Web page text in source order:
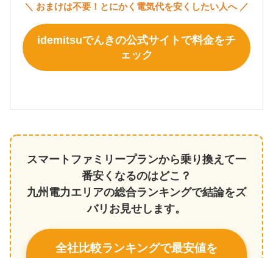
＼ おまけは不要！とにかく電気代を安くしたい人へ ／
idemitsuでんきの公式サイトで料金をチ
ェック
スマートファミリープランから乗り換えて一
番安くなるのはどこ？
九州電力エリアの総合ランキングで結論をズ
バリお見せします。
全社比較ランキングで最安値を